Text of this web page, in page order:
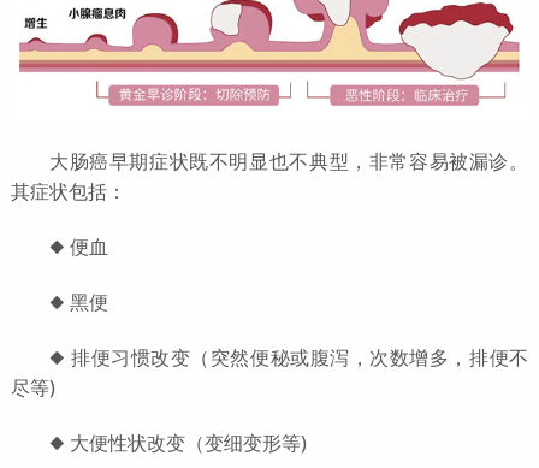
大肠癌早期症状既不明显也不典型，非常容易被漏诊。
其症状包括：
◆ 便血
◆ 黑便
◆ 排便习惯改变（突然便秘或腹泻，次数增多，排便不
尽等)
◆ 大便性状改变（变细变形等)